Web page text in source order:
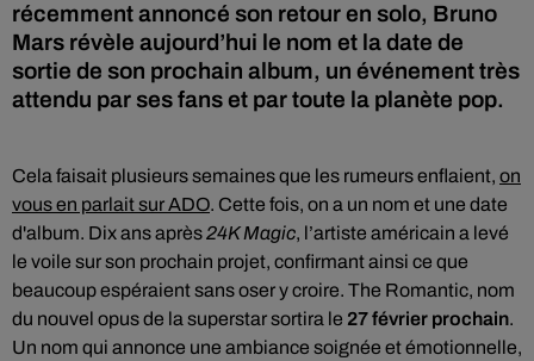
récemment annoncé son retour en solo, Bruno
Mars révèle aujourd’hui le nom et la date de
sortie de son prochain album, un événement très
attendu par ses fans et par toute la planète pop.
Cela faisait plusieurs semaines que les rumeurs enflaient, on
vous en parlait sur ADO. Cette fois, on a un nom et une date
d'album. Dix ans après24K Magic, l’artiste américain a levé
le voile sur son prochain projet, confirmant ainsi ce que
beaucoup espéraient sans oser y croire. The Romantic, nom
du nouvel opus de la superstar sortira le 27 février prochain.
Un nom qui annonce une ambiance soignée et émotionnelle,